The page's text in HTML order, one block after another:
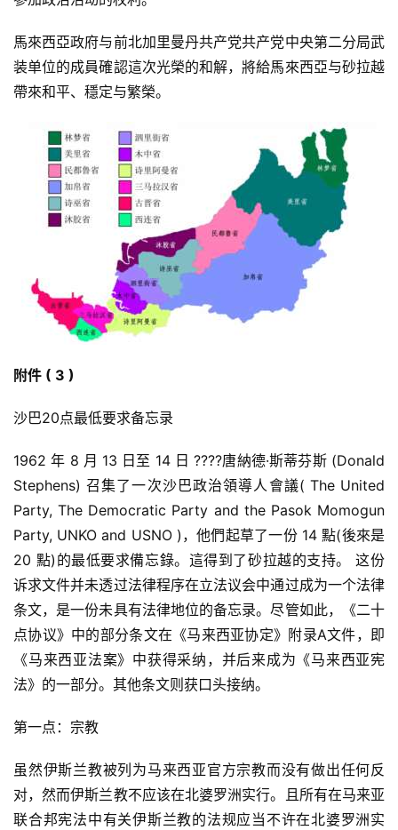
列
表
快
讯
馬來西亞政府与前北加里曼丹共产党共产党中央第二分局武
装单位的成員確認這次光榮的和解，將給馬來西亞与砂拉越
帶來和平、穩定与繁榮。
附件 ( 3 )
沙巴20点最低要求备忘录
1962 年 8 月 13 日至 14 日 ????唐納德·斯蒂芬斯 (Donald
Stephens) 召集了一次沙巴政治領導人會議( The United
Party, The Democratic Party and the Pasok Momogun
Party, UNKO and USNO )，他們起草了一份 14 點(後來是
20 點)的最低要求備忘錄。這得到了砂拉越的支持。 这份
诉求文件并未透过法律程序在立法议会中通过成为一个法律
条文，是一份未具有法律地位的备忘录。尽管如此，《二十
点协议》中的部分条文在《马来西亚协定》附录A文件，即
《马来西亚法案》中获得采纳，并后来成为《马来西亚宪
法》的一部分。其他条文则获口头接纳。
第一点：宗教
虽然伊斯兰教被列为马来西亚官方宗教而没有做出任何反
对，然而伊斯兰教不应该在北婆罗洲实行。且所有在马来亚
联合邦宪法中有关伊斯兰教的法规应当不许在北婆罗洲实